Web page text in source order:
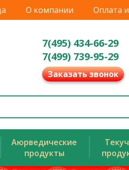
О компании Оплата
7(495) 434-66-29
7(499) 739-95-29
Заказать звонок
Аюрведические
продукты